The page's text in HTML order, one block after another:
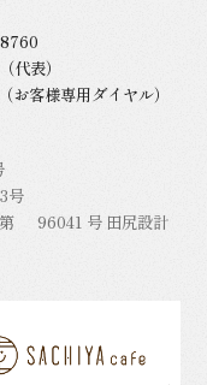
（代表）
（お客様専用ダイヤル）
号
96041 号 田尻設計